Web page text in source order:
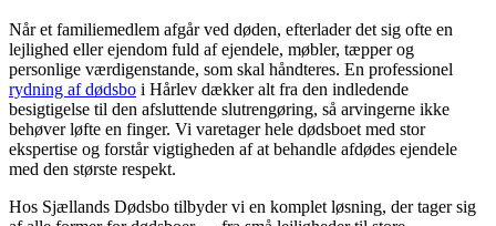
Når et familiemedlem afgår ved døden, efterlader det sig ofte en
lejlighed eller ejendom fuld af ejendele, møbler, tæpper og
personlige værdigenstande, som skal håndteres. En professionel
rydning af dødsbo i Hårlev dækker alt fra den indledende
besigtigelse til den afsluttende slutrengøring, så arvingerne ikke
behøver løfte en finger. Vi varetager hele dødsboet med stor
ekspertise og forstår vigtigheden af at behandle afdødes ejendele
med den største respekt.
Hos Sjællands Dødsbo tilbyder vi en komplet løsning, der tager sig